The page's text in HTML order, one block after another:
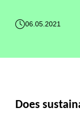
06.05.2021
Does